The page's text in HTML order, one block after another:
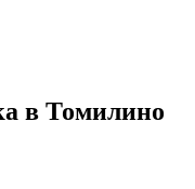
в Томилино